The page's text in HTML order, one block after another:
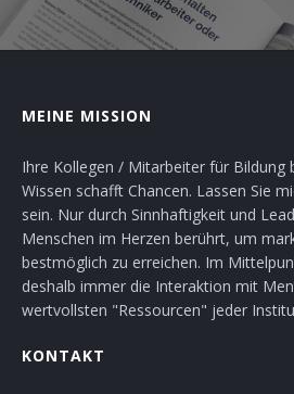
MEINE MISSION
Ihre Kollegen / Mitarbeiter für Bildung
Wissen schafft Chancen. Lassen Sie
sein. Nur durch Sinnhaftigkeit und
Menschen im Herzen berührt, um
bestmöglich zu erreichen. Im
deshalb immer die Interaktion mit
wertvollsten "Ressourcen" jeder
KONTAKT